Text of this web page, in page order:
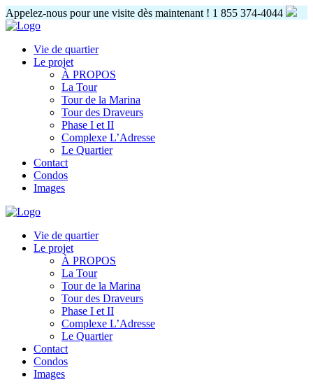
Appelez-nous pour une visite dès maintenant ! 1 855 374-4044
Vie de quartier
Le projet
À PROPOS
La Tour
Tour de la Marina
Tour des Draveurs
Phase I et II
Complexe L’Adresse
Le Quartier
Contact
Condos
Images
Vie de quartier
Le projet
À PROPOS
La Tour
Tour de la Marina
Tour des Draveurs
Phase I et II
Complexe L’Adresse
Le Quartier
Contact
Condos
Images